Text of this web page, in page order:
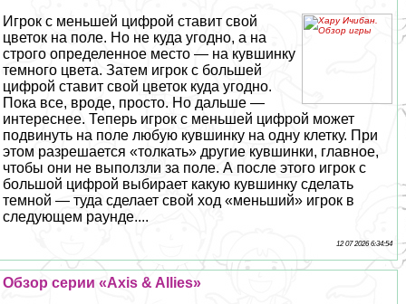
Игрок с меньшей цифрой ставит свой
цветок на поле. Но не куда угодно, а на
строго определенное место — на кувшинку
темного цвета. Затем игрок с большей
цифрой ставит свой цветок куда угодно.
Пока все, вроде, просто. Но дальше —
интереснее. Теперь игрок с меньшей цифрой может
подвинуть на поле любую кувшинку на одну клетку. При
этом разрешается «толкать» другие кувшинки, главное,
чтобы они не выползли за поле. А после этого игрок с
большой цифрой выбирает какую кувшинку сделать
темной — туда сделает свой ход «меньший» игрок в
следующем раунде....
12 07 2026 6:34:54
Обзор серии «Axis & Allies»